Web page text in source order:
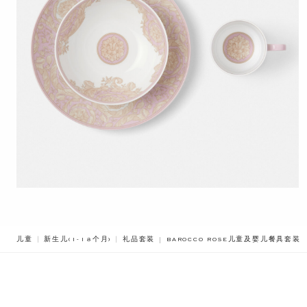
儿童 新生儿(1-18个月) 礼品套装 BAROCCO ROSE儿童及婴儿餐具套装